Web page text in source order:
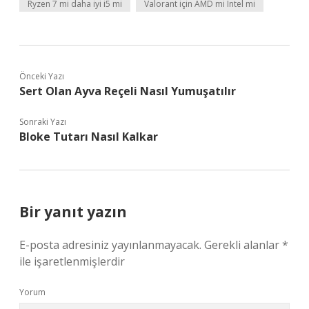
Ryzen 7 mi daha iyi i5 mi Valorant için AMD mi Intel mi
Önceki Yazı
Sert Olan Ayva Reçeli Nasıl Yumuşatılır
Sonraki Yazı
Bloke Tutarı Nasıl Kalkar
Bir yanıt yazın
E-posta adresiniz yayınlanmayacak. Gerekli alanlar*
ile işaretlenmişlerdir
Yorum